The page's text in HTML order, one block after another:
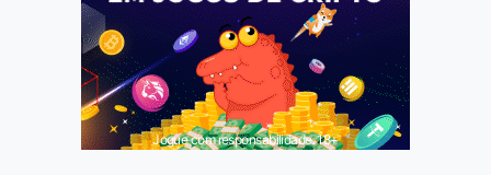
Jogue com responsabilidade. 18+